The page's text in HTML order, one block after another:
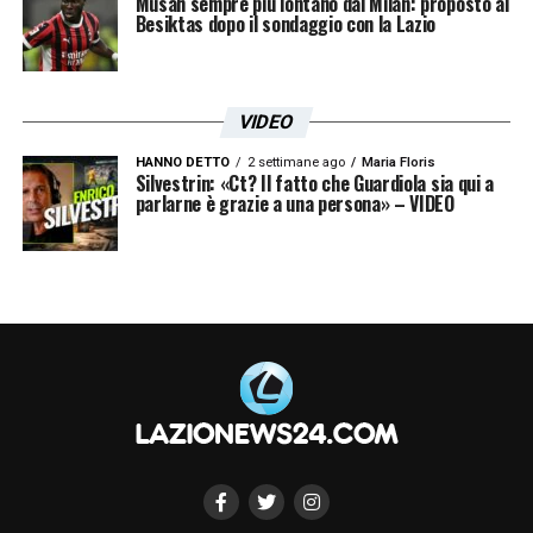
amici e anche dentro al campo ci
divertivamo tanto. Prima e dopo le partite mi
consigliava, mi ha aiutato nei momenti
me»
NAZIONALE BRASILIANA
mio primo pensiero è la squadra. Poi c’è il
Brasile. Ancelotti è un grande allenatore e
spero che faccia bene»
a Lazio non è solo un club, è
una parte della mia vita. Qui sono cresciuto,
Besiktas dopo il sondaggio con la Lazio
VIDEO
HANNO DETTO 2 settimane ago Maria Floris
Silvestrin: «Ct? Il fatto che Guardiola sia qui a
parlarne è grazie a una persona» – VIDEO